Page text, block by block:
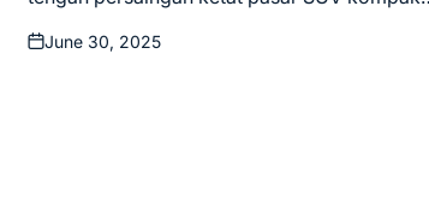
Posted
June 30, 2025